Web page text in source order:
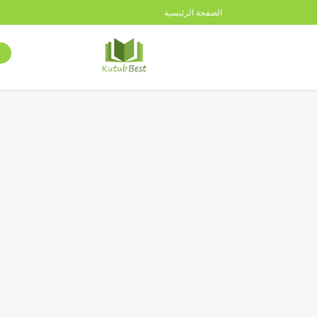
الصفحة الرئيسية